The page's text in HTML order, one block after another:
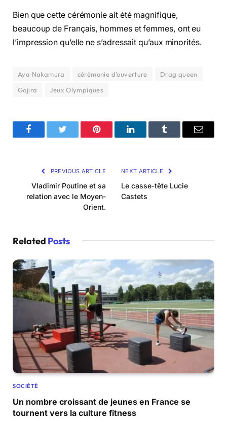
Bien que cette cérémonie ait été magnifique,
beaucoup de Français, hommes et femmes, ont eu
l’impression qu’elle ne s’adressait qu’aux minorités.
Aya Nakamura cérémonie d'ouverture
Drag queen
Gojira
Jeux Olympiques
FacebookTwitter Pinterest LinkedInTumblr Email
PREVIOUS ARTICLE
Vladimir Poutine et sa
relation avec le Moyen-
Orient.
NEXT ARTICLE
Le casse-tête Lucie
Castets
Related Posts
SOCIÉTÉ
Un nombre croissant de jeunes en France se
tournent vers la culture fitness